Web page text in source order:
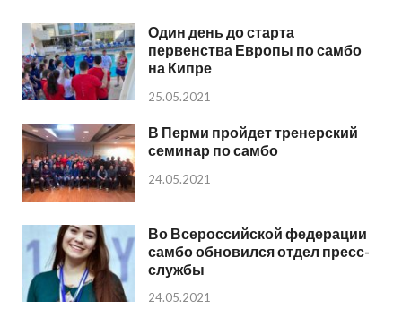
Один день до старта
первенства Европы по самбо
на Кипре
25.05.2021
В Перми пройдет тренерский
семинар по самбо
24.05.2021
Во Всероссийской федерации
самбо обновился отдел пресс-
службы
24.05.2021